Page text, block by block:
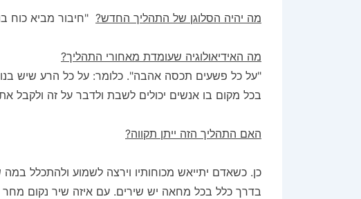
מה יהיה הסלוגן של התהליך החדש? "חיבור מביא כוח
מה האידיאולוגיה שעומדת מאחורי התהליך?
"על כל פשעים תכסה אהבה". כלומר: על כל הרע שיש
בכל מקום בו אנשים יכולים לשבת ולדבר על זה ולקבל את
האם התהליך הזה ייתן תקווה?
כן. כשאדם יתייאש מכוחותיו וירצה לשמוע ולהתכלל
בדרך כלל בכל מחאה יש שירים. עם איזה שיר נקום